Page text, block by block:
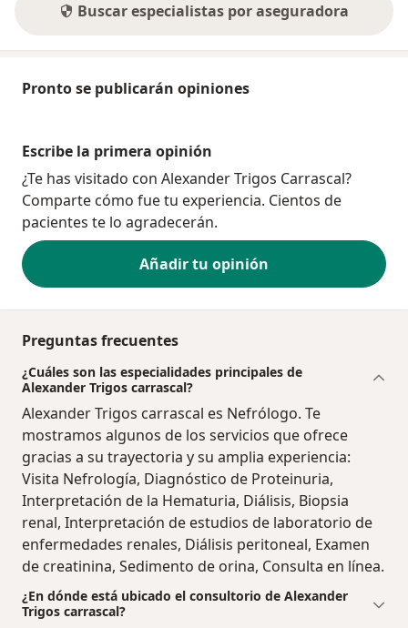
Buscar especialistas por aseguradora
Pronto se publicarán opiniones
Escribe la primera opinión
¿Te has visitado con Alexander Trigos Carrascal?
Comparte cómo fue tu experiencia. Cientos de
pacientes te lo agradecerán.
Añadir tu opinión
Preguntas frecuentes
¿Cuáles son las especialidades principales de
Alexander Trigos carrascal?
Alexander Trigos carrascal es Nefrólogo. Te
mostramos algunos de los servicios que ofrece
gracias a su trayectoria y su amplia experiencia:
Visita Nefrología, Diagnóstico de Proteinuria,
Interpretación de la Hematuria, Diálisis, Biopsia
renal, Interpretación de estudios de laboratorio de
enfermedades renales, Diálisis peritoneal, Examen
de creatinina, Sedimento de orina, Consulta en línea.
¿En dónde está ubicado el consultorio de Alexander
Trigos carrascal?